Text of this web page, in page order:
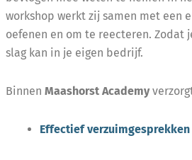
workshop werkt zij samen met een
oefenen en om te reecteren.
slag kan in je eigen bedrijf.
Binnen Maashorst Academy
Effectief verzuimgesprekken